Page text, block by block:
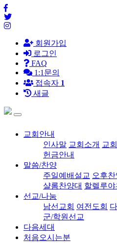
회원가입
로그인
FAQ
1:1문의
접속자 1
새글
교회안내
인사말 교회소개 교
헌금안내
말씀/찬양
주일예배설교 오후
샬롬찬양대 할렐루야
선교/나눔
남선교회 여전도회
군/학원선교
다음세대
처음오시는분